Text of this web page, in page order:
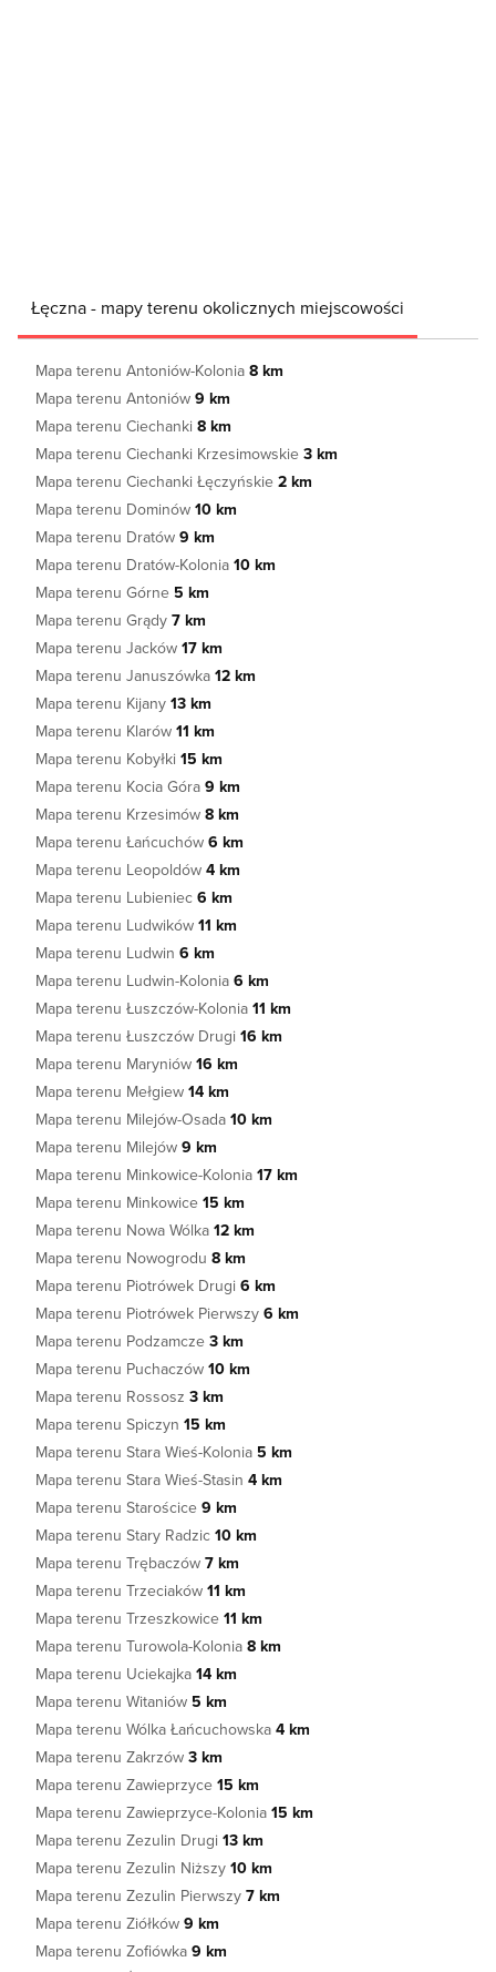
Łęczna - mapy terenu okolicznych miejscowości
Mapa terenu Antoniów-Kolonia 8 km
Mapa terenu Antoniów 9 km
Mapa terenu Ciechanki 8 km
Mapa terenu Ciechanki Krzesimowskie 3 km
Mapa terenu Ciechanki Łęczyńskie 2 km
Mapa terenu Dominów 10 km
Mapa terenu Dratów 9 km
Mapa terenu Dratów-Kolonia 10 km
Mapa terenu Górne 5 km
Mapa terenu Grądy 7 km
Mapa terenu Jacków 17 km
Mapa terenu Januszówka 12 km
Mapa terenu Kijany 13 km
Mapa terenu Klarów 11 km
Mapa terenu Kobyłki 15 km
Mapa terenu Kocia Góra 9 km
Mapa terenu Krzesimów 8 km
Mapa terenu Łańcuchów 6 km
Mapa terenu Leopoldów 4 km
Mapa terenu Lubieniec 6 km
Mapa terenu Ludwików 11 km
Mapa terenu Ludwin 6 km
Mapa terenu Ludwin-Kolonia 6 km
Mapa terenu Łuszczów-Kolonia 11 km
Mapa terenu Łuszczów Drugi 16 km
Mapa terenu Maryniów 16 km
Mapa terenu Mełgiew 14 km
Mapa terenu Milejów-Osada 10 km
Mapa terenu Milejów 9 km
Mapa terenu Minkowice-Kolonia 17 km
Mapa terenu Minkowice 15 km
Mapa terenu Nowa Wólka 12 km
Mapa terenu Nowogrodu 8 km
Mapa terenu Piotrówek Drugi 6 km
Mapa terenu Piotrówek Pierwszy 6 km
Mapa terenu Podzamcze 3 km
Mapa terenu Puchaczów 10 km
Mapa terenu Rossosz 3 km
Mapa terenu Spiczyn 15 km
Mapa terenu Stara Wieś-Kolonia 5 km
Mapa terenu Stara Wieś-Stasin 4 km
Mapa terenu Starościce 9 km
Mapa terenu Stary Radzic 10 km
Mapa terenu Trębaczów 7 km
Mapa terenu Trzeciaków 11 km
Mapa terenu Trzeszkowice 11 km
Mapa terenu Turowola-Kolonia 8 km
Mapa terenu Uciekajka 14 km
Mapa terenu Witaniów 5 km
Mapa terenu Wólka Łańcuchowska 4 km
Mapa terenu Zakrzów 3 km
Mapa terenu Zawieprzyce 15 km
Mapa terenu Zawieprzyce-Kolonia 15 km
Mapa terenu Zezulin Drugi 13 km
Mapa terenu Zezulin Niższy 10 km
Mapa terenu Zezulin Pierwszy 7 km
Mapa terenu Ziółków 9 km
Mapa terenu Zofiówka 9 km